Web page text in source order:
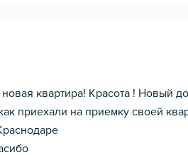
квартира! Красота ! Новый
приехали на приемку своей